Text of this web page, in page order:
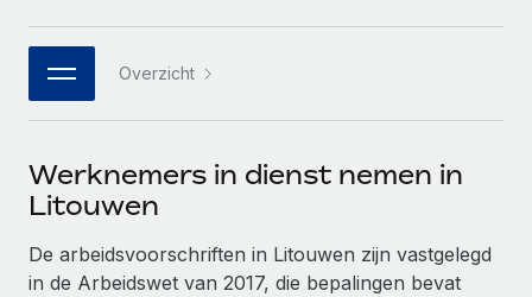
Integraties
DIENSTEN
Krijg hulp van global HR- en juridische experts
WERK MET ONS SAMEN
Strategische technologiepartners
Een partner worden
Integraties en advies over AI-automatiseringen
Webinars
Newsroom
Inzichtencentrum
日本語
한국어
Overzicht
Werknemers in dienst nemen in
Litouwen
De arbeidsvoorschriften in Litouwen zijn vastgelegd
in de Arbeidswet van 2017, die bepalingen bevat